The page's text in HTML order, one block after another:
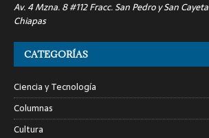
Av. 4 Mzna. 8 #112 Fracc. San Pedro y San
Chiapas
CATEGORÍAS
Ciencia y Tecnología
Columnas
Cultura